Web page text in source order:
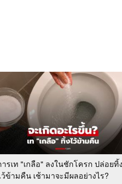
ารเท "เกลือ" ลงในชักโครก ปล่อยทิ้ง
ข้ามคืน เช้ามาจะมีผลอย่างไร?